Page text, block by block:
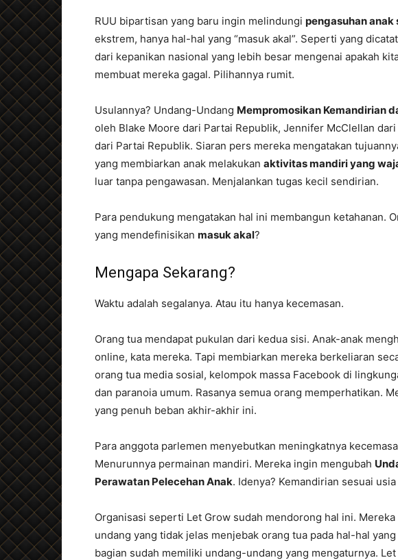
RUU bipartisan yang baru ingin melindungi pengasuhan anak
ekstrem, hanya hal-hal yang “masuk akal”. Seperti yang
dari kepanikan nasional yang lebih besar mengenai apakah
membuat mereka gagal. Pilihannya rumit.
Usulannya? Undang-Undang Mempromosikan Kemandirian
oleh Blake Moore dari Partai Republik, Jennifer McClellan
dari Partai Republik. Siaran pers mereka mengatakan
yang membiarkan anak melakukan aktivitas mandiri yang
luar tanpa pengawasan. Menjalankan tugas kecil sendirian.
Para pendukung mengatakan hal ini membangun ketahanan.
yang mendefinisikan masuk akal?
Mengapa Sekarang?
Waktu adalah segalanya. Atau itu hanya kecemasan.
Orang tua mendapat pukulan dari kedua sisi. Anak-anak
online, kata mereka. Tapi membiarkan mereka berkeliaran
orang tua media sosial, kelompok massa Facebook di
dan paranoia umum. Rasanya semua orang memperhatikan.
yang penuh beban akhir-akhir ini.
Para anggota parlemen menyebutkan meningkatnya
Menurunnya permainan mandiri. Mereka ingin mengubah
Perawatan Pelecehan Anak. Idenya? Kemandirian sesuai
Organisasi seperti Let Grow sudah mendorong hal ini.
undang yang tidak jelas menjebak orang tua pada hal-hal
bagian sudah memiliki undang-undang yang mengaturnya.